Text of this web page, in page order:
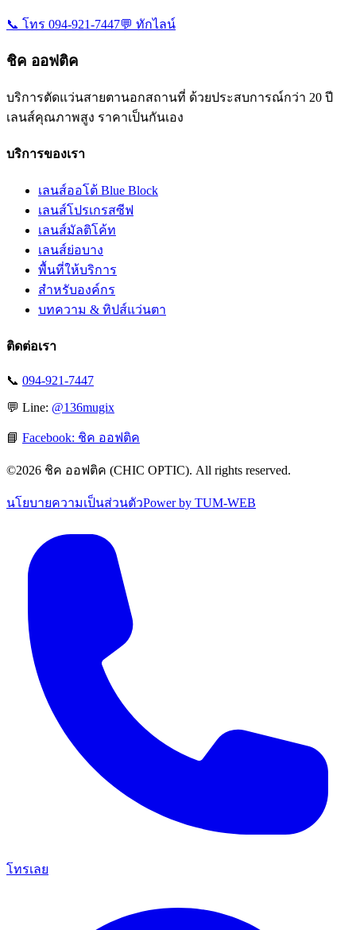
📞 โทร 094-921-7447💬 ทักไลน์
ชิค ออฟติค
บริการตัดแว่นสายตานอกสถานที่ ด้วยประสบการณ์กว่า 20 ปี
เลนส์คุณภาพสูง ราคาเป็นกันเอง
บริการของเรา
เลนส์ออโต้ Blue Block
เลนส์โปรเกรสซีฟ
เลนส์มัลติโค้ท
เลนส์ย่อบาง
พื้นที่ให้บริการ
สำหรับองค์กร
บทความ & ทิปส์แว่นตา
ติดต่อเรา
📞 094-921-7447
💬 Line: @136mugix
📘 Facebook: ชิค ออฟติค
©2026 ชิค ออฟติค (CHIC OPTIC). All rights reserved.
นโยบายความเป็นส่วนตัวPower by TUM-WEB
โทรเลย